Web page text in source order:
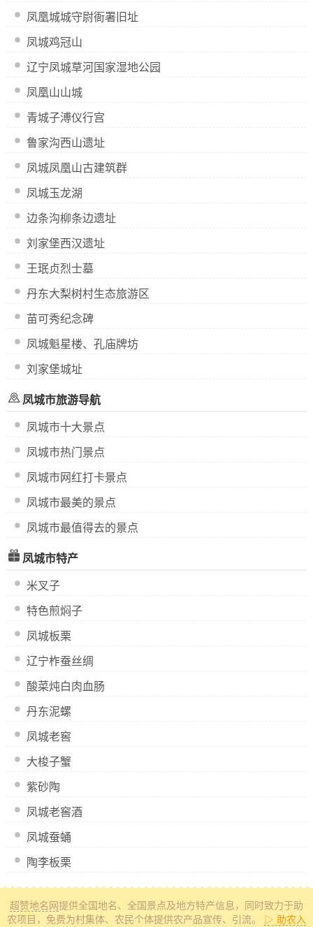
凤凰城城守尉衙署旧址
凤城鸡冠山
辽宁凤城草河国家湿地公园
凤凰山山城
青城子溥仪行宫
鲁家沟西山遗址
凤城凤凰山古建筑群
凤城玉龙湖
边条沟柳条边遗址
刘家堡西汉遗址
王珉贞烈士墓
丹东大梨树村生态旅游区
苗可秀纪念碑
凤城魁星楼、孔庙牌坊
刘家堡城址
凤城市旅游导航
凤城市十大景点
凤城市热门景点
凤城市网红打卡景点
凤城市最美的景点
凤城市最值得去的景点
凤城市特产
米叉子
特色煎焖子
凤城板栗
辽宁柞蚕丝绸
酸菜炖白肉血肠
丹东泥螺
凤城老窖
大梭子蟹
紫砂陶
凤城老窖酒
凤城蚕蛹
陶李板栗
超赞地名网提供全国地名、全国景点及地方特产信息，同时致力于助
农项目，免费为村集体、农民个体提供农产品宣传、引流。
▷ 助农入